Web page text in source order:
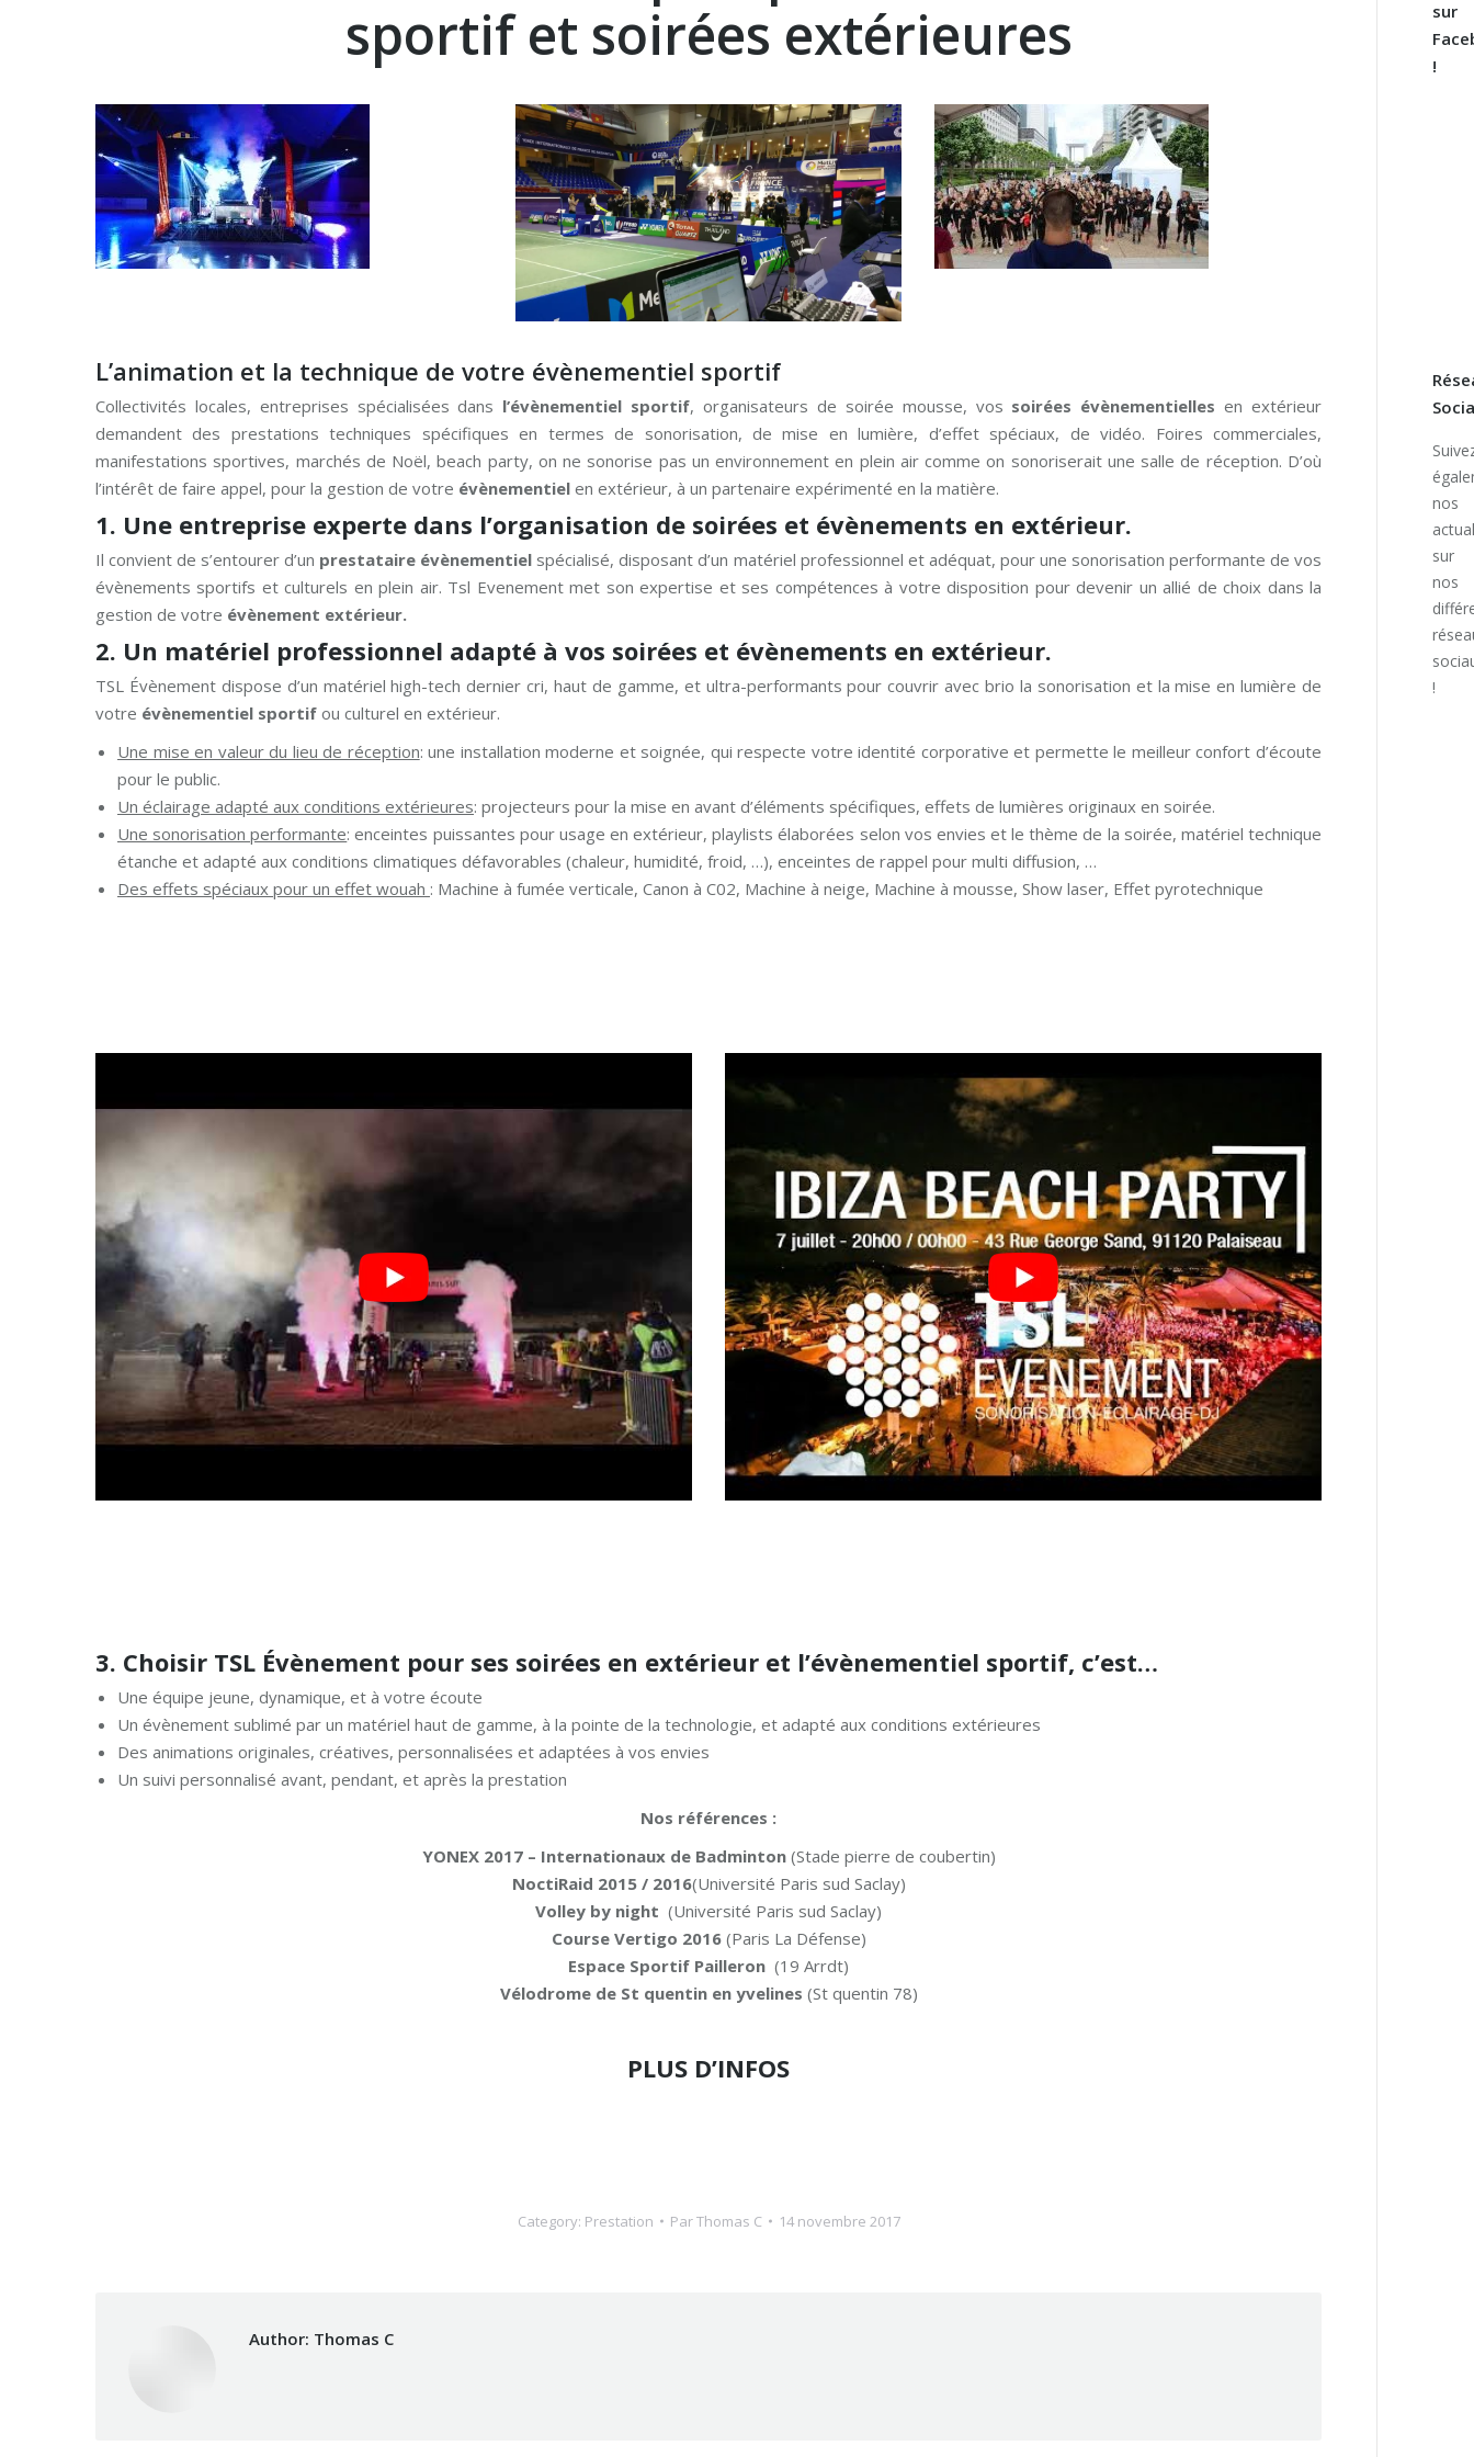
sportif et soirées extérieures
L’animation et la technique de votre évènementiel sportif
Collectivités locales, entreprises spécialisées dans l’évènementiel sportif, organisateurs de soirée mousse, vos soirées évènementielles en extérieur
demandent des prestations techniques spécifiques en termes de sonorisation, de mise en lumière, d’effet spéciaux, de vidéo. Foires commerciales,
manifestations sportives, marchés de Noël, beach party, on ne sonorise pas un environnement en plein air comme on sonoriserait une salle de réception. D’où
l’intérêt de faire appel, pour la gestion de votre évènementiel en extérieur, à un partenaire expérimenté en la matière.
1. Une entreprise experte dans l’organisation de soirées et évènements en extérieur.
Il convient de s’entourer d’un prestataire évènementiel spécialisé, disposant d’un matériel professionnel et adéquat, pour une sonorisation performante de vos
évènements sportifs et culturels en plein air. Tsl Evenement met son expertise et ses compétences à votre disposition pour devenir un allié de choix dans la
gestion de votre évènement extérieur.
2. Un matériel professionnel adapté à vos soirées et évènements en extérieur.
TSL Évènement dispose d’un matériel high-tech dernier cri, haut de gamme, et ultra-performants pour couvrir avec brio la sonorisation et la mise en lumière de
votre évènementiel sportif ou culturel en extérieur.
Une mise en valeur du lieu de réception: une installation moderne et soignée, qui respecte votre identité corporative et permette le meilleur confort d’écoute
pour le public.
Un éclairage adapté aux conditions extérieures: projecteurs pour la mise en avant d’éléments spécifiques, effets de lumières originaux en soirée.
Une sonorisation performante: enceintes puissantes pour usage en extérieur, playlists élaborées selon vos envies et le thème de la soirée, matériel technique
étanche et adapté aux conditions climatiques défavorables (chaleur, humidité, froid, …), enceintes de rappel pour multi diffusion, …
Des effets spéciaux pour un effet wouah : Machine à fumée verticale, Canon à C02, Machine à neige, Machine à mousse, Show laser, Effet pyrotechnique
3. Choisir TSL Évènement pour ses soirées en extérieur et l’évènementiel sportif, c’est…
Une équipe jeune, dynamique, et à votre écoute
Un évènement sublimé par un matériel haut de gamme, à la pointe de la technologie, et adapté aux conditions extérieures
Des animations originales, créatives, personnalisées et adaptées à vos envies
Un suivi personnalisé avant, pendant, et après la prestation
Nos références :
YONEX 2017 – Internationaux de Badminton (Stade pierre de coubertin)
NoctiRaid 2015 / 2016(Université Paris sud Saclay)
Volley by night (Université Paris sud Saclay)
Course Vertigo 2016(Paris La Défense)
Espace Sportif Pailleron (19 Arrdt)
Vélodrome de St quentin en yvelines (St quentin 78)
PLUS D’INFOS
Category: Prestation ParThomas C 14 novembre 2017
Author: Thomas C
sur
!
nos
sur
nos
!